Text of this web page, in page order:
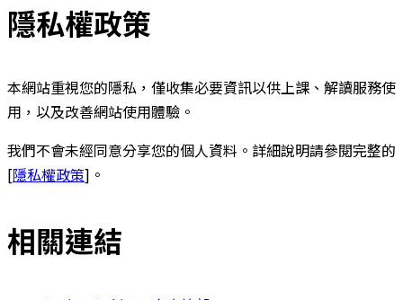
隱私權政策
本網站重視您的隱私，僅收集必要資訊以供上課、解讀服務使
用，以及改善網站使用體驗。
我們不會未經同意分享您的個人資料。詳細說明請參閱完整的
[隱私權政策]。
相關連結